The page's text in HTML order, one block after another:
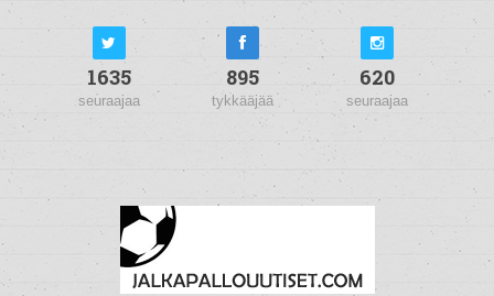
1635
seuraajaa
895
tykkääjää
620
seuraajaa